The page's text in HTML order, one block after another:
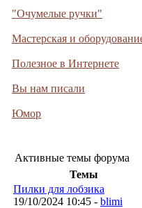
"Очумелые ручки"
Мастерская и
Полезное в Интернете
Вы нам писали
Юмор
Активные темы форума
Темы
Пилки для лобзика
19/10/2024 10:45 - blimi